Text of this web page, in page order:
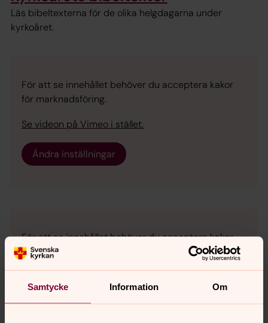
Samtycke Information Om
Läs bibeltexterna för de olika helgdagarna under
kyrkoåret.
För att se innehållet behöver du acceptera kakor
för marknadsföring.
Se videon på Vimeo i stället.
Ändra inställningar
För att se innehållet behöver du acceptera kakor
för marknadsföring.
Ändra inställningar